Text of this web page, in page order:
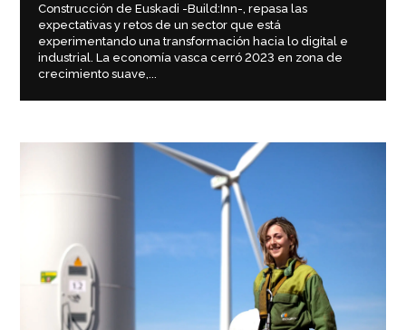
Construcción de Euskadi -Build:Inn-, repasa las
expectativas y retos de un sector que está
experimentando una transformación hacia lo digital e
industrial. La economía vasca cerró 2023 en zona de
crecimiento suave,...